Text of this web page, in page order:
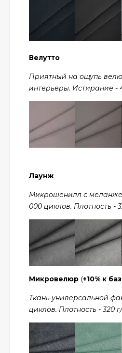
Велутто
Приятный на ощупь
интерьеры. Истирание -
Лаунж
Микрошенилл с
000 циклов. Плотность -
Микровелюр (+10% к
Ткань универсальной
циклов. Плотность - 320